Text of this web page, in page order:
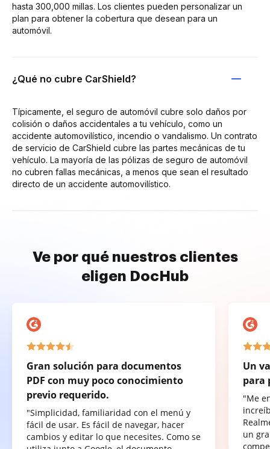
hasta 300,000 millas. Los clientes pueden personalizar un
plan para obtener la cobertura que desean para un
automóvil.
¿Qué no cubre CarShield?
Típicamente, el seguro de automóvil cubre solo daños por
colisión o daños accidentales a tu vehículo, como un
accidente automovilístico, incendio o vandalismo. Un contrato
de servicio de CarShield cubre las partes mecánicas de tu
vehículo. La mayoría de las pólizas de seguro de automóvil
no cubren fallas mecánicas, a menos que sean el resultado
directo de un accidente automovilístico.
Ve por qué nuestros clientes
eligen DocHub
Gran solución para documentos
PDF con muy poco conocimiento
previo requerido.
"Simplicidad, familiaridad con el menú y
fácil de usar. Es fácil de navegar, hacer
cambios y editar lo que necesites. Como se
Un
para
"Me
un